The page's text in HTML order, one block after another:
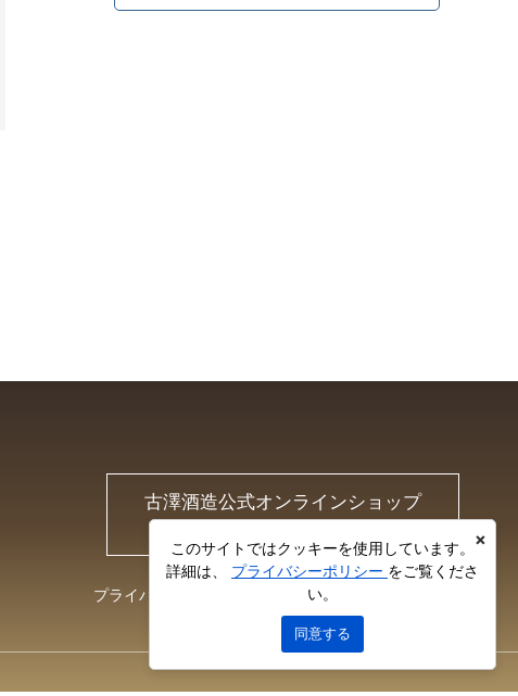
古澤酒造公式オンラインショップ
プライバシーポリシー
このサイトではクッキーを使用しています。
詳細は、 プライバシーポリシー をご覧くださ
い。
同意する
×